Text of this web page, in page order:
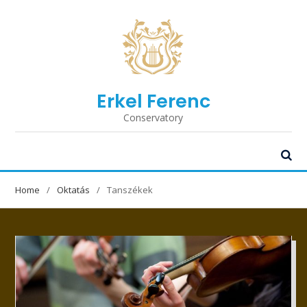
Erkel Ferenc
Conservatory
Home Oktatás Tanszékek